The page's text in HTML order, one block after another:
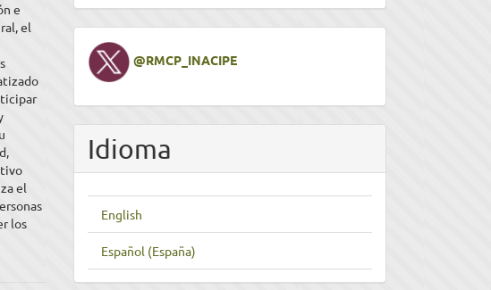
e
el
el
los
Twitter@RMCP_INACIPE
Idioma
English
Español (España)